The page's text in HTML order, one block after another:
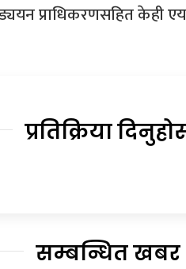
प्राधिकरणसहित केही
प्रतिक्रिया
सम्बन्धित खबर